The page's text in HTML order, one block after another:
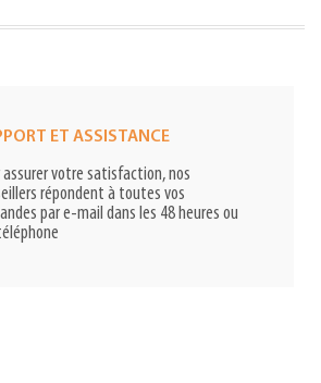
ET ASSISTANCE
assurer votre satisfaction, nos
répondent à toutes vos
par e-mail dans les 48 heures ou